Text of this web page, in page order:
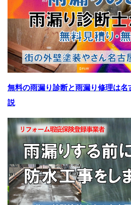
無料の雨漏り診断と雨漏り修理は
説